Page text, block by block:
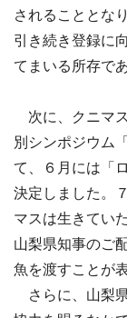
されることとな
引き続き登録に
てまいる所存で
次に、クニマ
別シンポジウム
て、６月には「
決定しました。
マスは生きてい
山梨県知事のご
魚を渡すことが
さらに、山梨